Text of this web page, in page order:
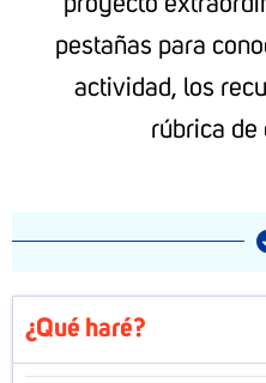
pestañas para
actividad, los
rúbrica de
¿Qué haré?